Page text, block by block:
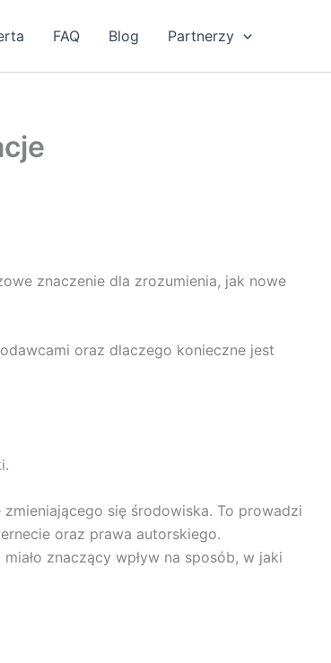
FAQ Blog Partnerzy
znaczenie dla zrozumienia, jak nowe
oraz dlaczego konieczne jest
się środowiska. To prowadzi
oraz prawa autorskiego.
znaczący wpływ na sposób, w jaki